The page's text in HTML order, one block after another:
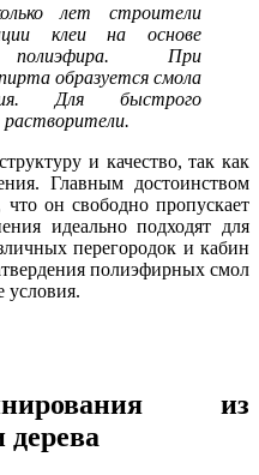
лет строители
клеи на основе
полиэфира. При
образуется смола
Для быстрого
и качество, так как
Главным достоинством
что он свободно пропускает
идеально подходят для
перегородок и кабин
полиэфирных смол
условия.
из